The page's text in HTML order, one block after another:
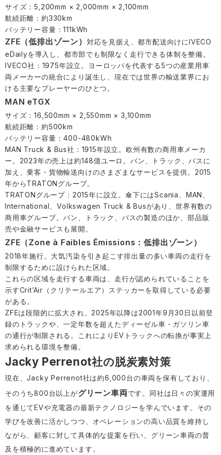
サイズ：5,200mm × 2,000mm × 2,100mm
航続距離：約330km
バッテリー容量：111kWh
ZFE（低排出ゾーン） 対応を見据え、都市配送向けにIVECO
eDailyを導入し、都市部でも制限なく走行できる体制を整備。
IVECO社：1975年設立。ヨーロッパを代表する5つの産業用車
両メーカーの統合により誕生し、現在では世界の輸送業界にお
ける主要なプレーヤーのひとつ。
MAN eTGX
サイズ：16,500mm × 2,550mm × 3,100mm
航続距離：約500km
バッテリー容量：400-480kWh
MAN Truck & Bus社：1915年設立。欧州有数の商用車メーカ
ー。2023年の売上は約148億ユーロ。バン、トラック、バスに
加え、乗客・貨物輸送向けのさまざまなサービスを提供。2015
年からTRATONグループ。
TRATONグループ：2015年に設立。傘下にはScania、MAN、
International、Volkswagen Truck & Busがあり、世界有数の
商用車グループ。バン、トラック、バスの製造のほか、部品販
売や金融サービスも展開。
ZFE（Zone à Faibles Émissions：低排出ゾーン）
2018年施行。大気汚染を引き起こす排出量の多い車両の走行を
制限するために設けられた区域。
これらの区域を走行する車両は、走行が認められていることを
示すCrit’Air（クリテールエア）ステッカーを取得している必要
がある。
ZFEは段階的に拡大され、2025年以降は2001年9月30日以前登
録のトラックや、一定年数を超えたディーゼル車・ガソリン車
の通行が制限される。これによりEVトラックへの転換が事実上
求められる環境を整備。
Jacky Perrenot社の脱炭素対策
現在、Jacky Perrenot社は約6,000台の車両を保有しており、
そのうち800台以上がグリーン車両です。同社は日々の実運用
を通じてEVや充電器の最新テクノロジーを学んでいます。その
学びを改善に活かしつつ、オペレーションの高い品質を維持し
ながら、顧客に対して具体的な提案を行い、グリーン車両の普
及を積極的に進めています。